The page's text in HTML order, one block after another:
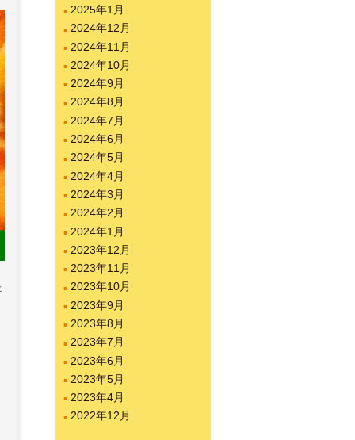
2025年1月
2024年12月
2024年11月
2024年10月
2024年9月
2024年8月
2024年7月
2024年6月
2024年5月
2024年4月
2024年3月
2024年2月
2024年1月
2023年12月
2023年11月
2023年10月
2023年9月
2023年8月
2023年7月
2023年6月
2023年5月
2023年4月
2022年12月